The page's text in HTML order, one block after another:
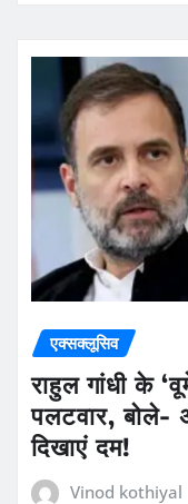
एक्सक्लूसिव
राहुल गांधी के
पलटवार, बोले-
दिखाएं दम!
Vinod kothiyal